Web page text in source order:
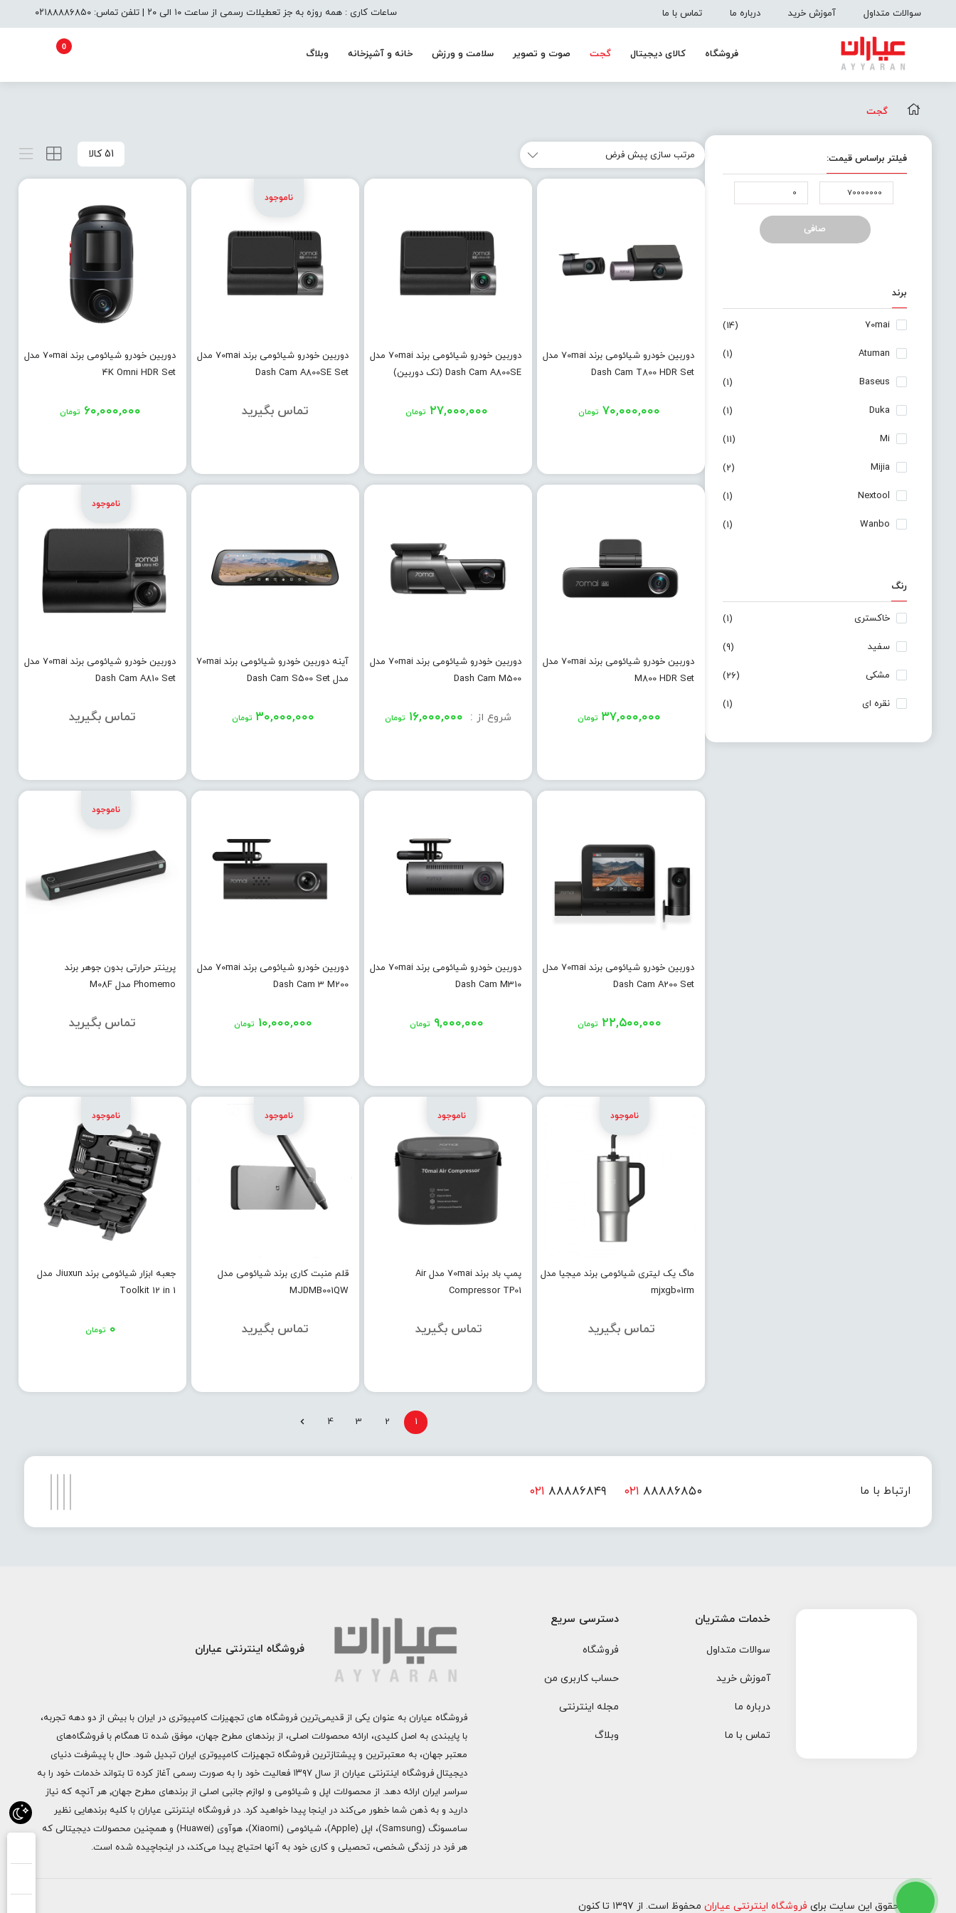
سوالات متداول آموزش خرید درباره ما تماس با ما ساعات کاری : همه روزه به جز تعطیلات رسمی از ساعت ۱۰ الی ۲۰ | تلفن تماس: ۰۲۱۸۸۸۸۶۸۵۰
فروشگاه کالای دیجیتال گجت صوت و تصویر سلامت و ورزش خانه و آشپزخانه وبلاگ
0
گجت
فیلتر براساس قیمت:
حداقل
حداكثر
صافی
برند
70mai
(14)
Atuman
(1)
Baseus
(1)
Duka
(1)
Mi
(11)
Mijia
(2)
Nextool
(1)
Wanbo
(1)
رنگ
خاکستری (1)
سفید (9)
مشکی (26)
نقره ای (1)
51 کالا
دوربین خودرو شیائومی برند 70mai مدل
Dash Cam T800 HDR Set
۷۰,۰۰۰,۰۰۰ تومان
دوربین خودرو شیائومی برند 70mai مدل
Dash Cam A800SE (تک دوربین)
۲۷,۰۰۰,۰۰۰ تومان
دوربین خودرو شیائومی برند 70mai مدل
Dash Cam A800SE Set
تماس بگیرید
دوربین خودرو شیائومی برند 70mai مدل
4K Omni HDR Set
۶۰,۰۰۰,۰۰۰ تومان
دوربین خودرو شیائومی برند 70mai مدل
M800 HDR Set
۳۷,۰۰۰,۰۰۰ تومان
دوربین خودرو شیائومی برند 70mai مدل
Dash Cam M500
شروع از : ۱۶,۰۰۰,۰۰۰ تومان
آینه دوربین خودرو شیائومی برند 70mai
مدل Dash Cam S500 Set
۳۰,۰۰۰,۰۰۰ تومان
دوربین خودرو شیائومی برند 70mai مدل
Dash Cam A810 Set
تماس بگیرید
دوربین خودرو شیائومی برند 70mai مدل
Dash Cam A200 Set
۲۲,۵۰۰,۰۰۰ تومان
دوربین خودرو شیائومی برند 70mai مدل
Dash Cam M310
۹,۰۰۰,۰۰۰ تومان
دوربین خودرو شیائومی برند 70mai مدل
Dash Cam 3 M200
۱۰,۰۰۰,۰۰۰ تومان
پرینتر حرارتی بدون جوهر برند
Phomemo مدل M08F
تماس بگیرید
ماگ یک لیتری شیائومی برند میجیا مدل
mjxgb01rm
تماس بگیرید
پمپ باد برند 70mai مدل Air
Compressor TP01
تماس بگیرید
قلم منبت کاری برند شیائومی مدل
MJDMB001QW
تماس بگیرید
جعبه ابزار شیائومی برند Jiuxun مدل
Toolkit 12 in 1
۰ تومان
1
2
3
4
ارتباط با ما ۰۲۱ ۸۸۸۸۶۸۴۹ ۰۲۱ ۸۸۸۸۶۸۵۰
خدمات مشتریان
سوالات متداول
آموزش خرید
درباره ما
تماس با ما
دسترسی سریع
فروشگاه
حساب کاربری من
مجله اینترنتی
وبلاگ
فروشگاه اینترنتی عیاران
فروشگاه عیاران به عنوان یکی از قدیمی‌ترین فروشگاه های تجهیزات کامپیوتری در ایران با بیش از دو دهه تجربه،
با پایبندی به اصل کلیدی، ارائه محصولات اصلی، از برندهای مطرح جهان، موفق شده تا همگام با فروشگاه‌های
معتبر جهان، به معتبرترین و پیشتازترین فروشگاه تجهیزات کامپیوتری ایران تبدیل شود. حال با پیشرفت دنیای
دیجیتال فروشگاه اینترنتی عیاران از سال ۱۳۹۷ فعالیت خود را به صورت رسمی آغاز کرده تا بتواند خدمات خود را به
سراسر ایران ارائه دهد. از محصولات اپل و شیائومی و لوازم جانبی اصلی از برندهای مطرح جهان٬ هر آنچه که نیاز
دارید و به ذهن شما خطور می‌کند در اینجا پیدا خواهید کرد. در فروشگاه اینترنتی عیاران با کلیه برندهایی نظیر
سامسونگ (Samsung)، اپل (Apple)، شیائومی (Xiaomi)، هوآوی (Huawei) و همچنین محصولات دیجیتالی که
هر فرد در زندگی شخصی، تحصیلی و کاری خود به آنها احتیاج پیدا می‌کند، در اینجاچیده شده است.
کلیه حقوق این سایت برای فروشگاه اینترنتی عیارانمحفوظ است. از ۱۳۹۷ تا کنون